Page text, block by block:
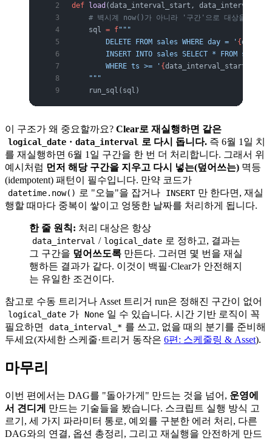
def load (data_interval_start,
# 벽시계 now()가 아니라 '구간'으로 대상을 정한
    sql
= f"""
        DELETE FROM sales WHERE day = '
{
        INSERT INTO sales SELECT * FROM staging
        WHERE ts >= '
{data_interval_start
    """
    run_sql(sql)
이 구조가 왜 중요할까요? Clear로 재실행하면 같은
logical_date · data_interval 로 다시 돕니다. 즉 6월 1일 치
를 재실행하면 6월 1일 구간을 한 번 더 처리합니다. 그래서 위
예시처럼 먼저 해당 구간을 지우고 다시 넣는(덮어쓰는) 멱등
(idempotent) 패턴이 필수입니다. 만약 코드가
datetime.now() 로 "오늘"을 잡거나 INSERT 만 한다면, 재실
행할 때마다 중복이 쌓이고 엉뚱한 날짜를 처리하게 됩니다.
한 줄 원칙: 처리 대상은 항상
data_interval / logical_date 로 정하고, 결과는
그 구간을 덮어쓰도록 만든다. 그러면 몇 번을 재실
행하든 결과가 같다. 이것이 백필·Clear가 안전해지
는 유일한 조건이다.
참고로 수동 트리거나 Asset 트리거 run은 정해진 구간이 없어
logical_date 가 None 일 수 있습니다. 시간 기반 로직이 꼭
필요하면
data_interval_* 를 쓰고, 없을 때의 분기를 준비해
두세요(자세한 스케줄·트리거 동작은 6편: 스케줄링 & Asset).
마무리
이번 편에서는 DAG를 "돌아가게" 만드는 것을 넘어, 운영에
서 견디게
만드는 기술들을 봤습니다. 스크립트 실행 방식 고
르기, 세 가지 파라미터 통로, 예외를 구분한 에러 처리, 다른
DAG와의 연결, 옵션 총정리, 그리고 재실행을 안전하게 만드